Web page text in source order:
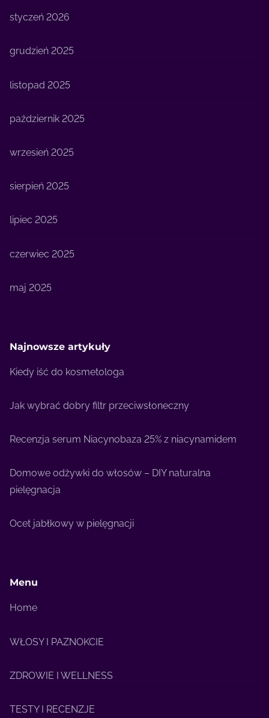
styczeń 2026
grudzień 2025
listopad 2025
październik 2025
wrzesień 2025
sierpień 2025
lipiec 2025
czerwiec 2025
maj 2025
Najnowsze artykuły
Kiedy iść do kosmetologa
Jak wybrać dobry filtr przeciwsłoneczny
Recenzja serum Niacynobaza 25% z niacynamidem
Domowe odżywki do włosów – DIY naturalna
pielęgnacja
Ocet jabłkowy w pielęgnacji
Menu
Home
WŁOSY I PAZNOKCIE
ZDROWIE I WELLNESS
TESTY I RECENZJE